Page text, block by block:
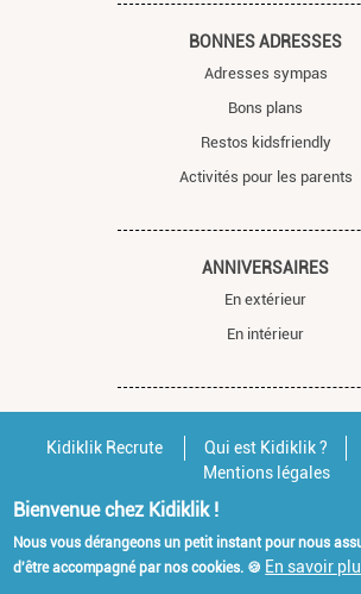
BONNES ADRESSES
Adresses sympas
Bons plans
Restos kidsfriendly
Activités pour les parents
ANNIVERSAIRES
En extérieur
En intérieur
Kidiklik Recrute Qui est Kidiklik ?
Mentions légales
Bienvenue chez Kidiklik !
Nous vous dérangeons un petit instant pour nous
d'être accompagné par nos cookies. 🍪 En savoir